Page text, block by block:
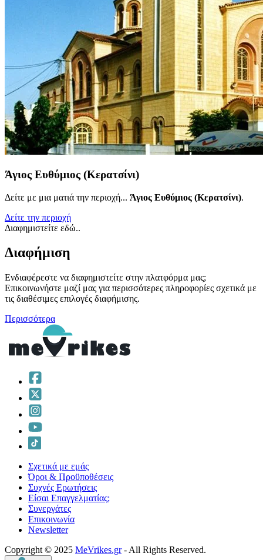
Άγιος Ευθύμιος (Κερατσίνι)
Δείτε με μια ματιά την περιοχή... Άγιος Ευθύμιος (Κερατσίνι).
Δείτε την περιοχή
Διαφημιστείτε εδώ..
Διαφήμιση
Ενδιαφέρεστε να διαφημιστείτε στην πλατφόρμα μας;
Επικοινωνήστε μαζί μας για περισσότερες πληροφορίες σχετικά με
τις διαθέσιμες επιλογές διαφήμισης.
Περισσότερα
Σχετικά με εμάς
Όροι & Προϋποθέσεις
Συχνές Ερωτήσεις
Είσαι Επαγγελματίας;
Συνεργάτες
Επικοινωνία
Νewsletter
Copyright © 2025 MeVrikes.gr- All Rights Reserved.